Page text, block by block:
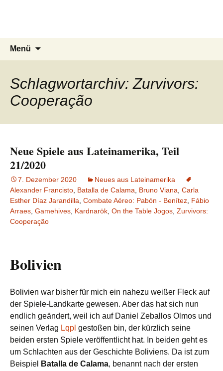
Menü
Schlagwortarchiv: Zurvivors:
Cooperação
Neue Spiele aus Lateinamerika, Teil
21/2020
7. Dezember 2020
Neues aus Lateinamerika
Alexander Francisto Batalla de Calama Bruno Viana Carla
Esther Díaz Jarandilla Combate Aéreo: Pabón - Benítez Fábio
Arraes Gamehives Kardnarök On the Table Jogos Zurvivors:
Cooperação
Bolivien
Bolivien war bisher für mich ein nahezu weißer Fleck auf
der Spiele-Landkarte gewesen. Aber das hat sich nun
endlich geändert, weil ich auf Daniel Zeballos Olmos und
seinen Verlag Lqpl gestoßen bin, der kürzlich seine
beiden ersten Spiele veröffentlicht hat. In beiden geht es
um Schlachten aus der Geschichte Boliviens. Da ist zum
Beispiel
Batalla de Calama, benannt nach der ersten